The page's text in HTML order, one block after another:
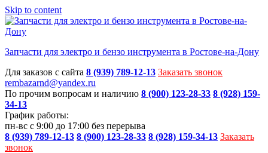
Skip to content
Запчасти для электро и бензо инструмента в Ростове-на-Дону
Для заказов с сайта 8 (939) 789-12-13 Заказать звонок
rembazarnd@yandex.ru
По прочим вопросам и наличию 8 (900) 123-28-33 8 (928) 159-
34-13
График работы:
пн-вс с 9:00 до 17:00 без перерыва
8 (939) 789-12-13 8 (900) 123-28-33 8 (928) 159-34-13 Заказать
звонок